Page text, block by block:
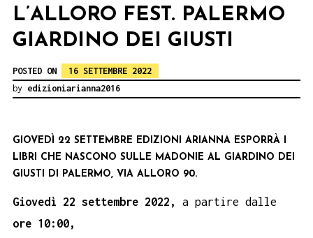
L’ALLORO FEST. PALERMO
GIARDINO DEI GIUSTI
POSTED ON
16 SETTEMBRE 2022
by edizioniarianna2016
GIOVEDÌ 22 SETTEMBRE EDIZIONI ARIANNA ESPORRÀ I
LIBRI CHE NASCONO SULLE MADONIE AL GIARDINO DEI
GIUSTI DI PALERMO, VIA ALLORO 90.
Giovedì 22 settembre 2022, a partire dalle
ore 10:00,